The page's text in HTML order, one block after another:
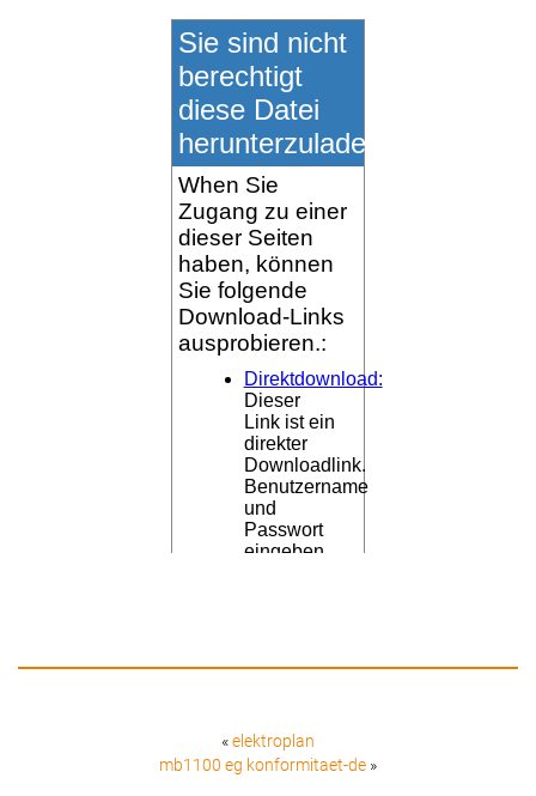
«elektroplan
mb1100 eg konformitaet-de »